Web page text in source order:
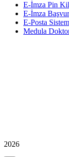
E-İmza Pin
E-İmza
E-Posta
Medula
2026